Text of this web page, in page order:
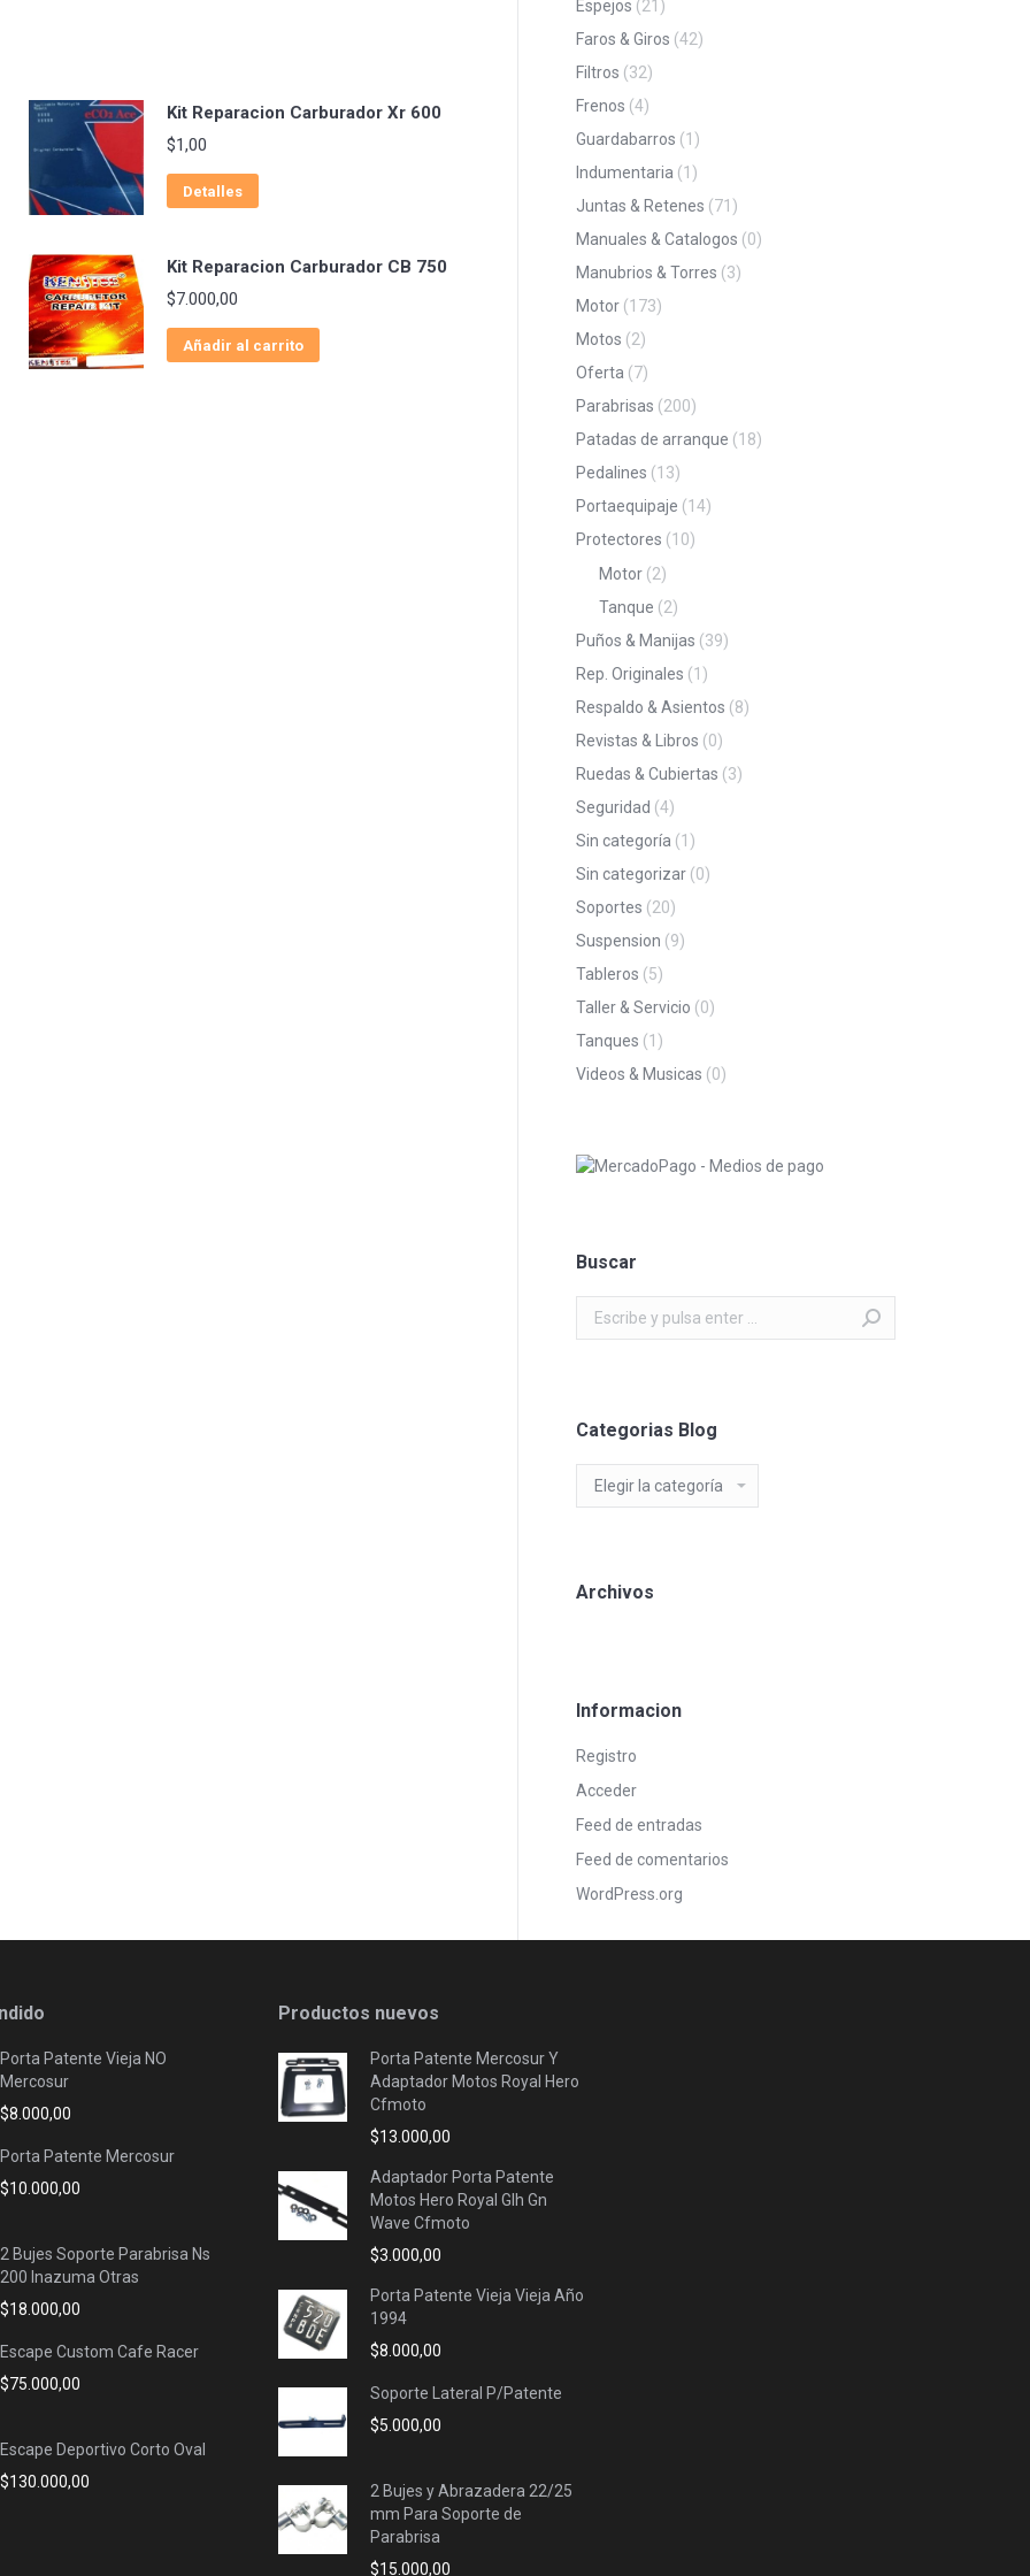
Kit Reparacion Carburador Xr 600
$1,00
Detalles
Kit Reparacion Carburador CB 750
$7.000,00
Añadir al carrito
Espejos (21)
Faros & Giros (42)
Filtros (32)
Frenos (4)
Guardabarros (1)
Indumentaria (1)
Juntas & Retenes (71)
Manuales & Catalogos (0)
Manubrios & Torres (3)
Motor (173)
Motos (2)
Oferta (7)
Parabrisas (200)
Patadas de arranque (18)
Pedalines (13)
Portaequipaje (14)
Protectores (10)
Motor (2)
Tanque (2)
Puños & Manijas (39)
Rep. Originales (1)
Respaldo & Asientos (8)
Revistas & Libros (0)
Ruedas & Cubiertas (3)
Seguridad (4)
Sin categoría (1)
Sin categorizar (0)
Soportes (20)
Suspension (9)
Tableros (5)
Taller & Servicio (0)
Tanques (1)
Videos & Musicas (0)
Buscar
Categorias Blog
Blog
Archivos
Informacion
Registro
Acceder
Feed de entradas
Feed de comentarios
WordPress.org
Porta Patente Vieja NO
Mercosur
$8.000,00
Porta Patente Mercosur
$10.000,00
2 Bujes Soporte Parabrisa Ns
200 Inazuma Otras
$18.000,00
Escape Custom Cafe Racer
$75.000,00
Escape Deportivo Corto Oval
$130.000,00
Productos nuevos
Porta Patente Mercosur Y
Adaptador Motos Royal Hero
Cfmoto
$13.000,00
Adaptador Porta Patente
Motos Hero Royal Glh Gn
Wave Cfmoto
$3.000,00
Porta Patente Vieja Vieja Año
1994
$8.000,00
Soporte Lateral P/Patente
$5.000,00
2 Bujes y Abrazadera 22/25
mm Para Soporte de
Parabrisa
$15.000,00